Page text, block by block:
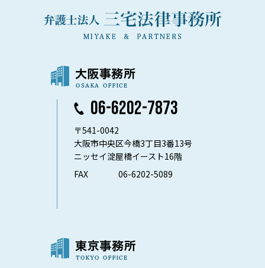
06-6202-7873
〒541-0042
大阪市中央区今橋3丁目3番13号
ニッセイ淀屋橋イースト16階
FAX
06-6202-5089